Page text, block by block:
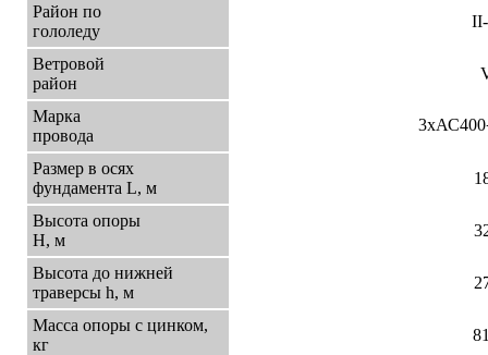
Район по
гололеду
Ветровой
район
Марка
провода
3хАС400
Размер в осях
фундамента L, м
Высота опоры
Н, м
Высота до нижней
траверсы h, м
Масса опоры с цинком,
кг